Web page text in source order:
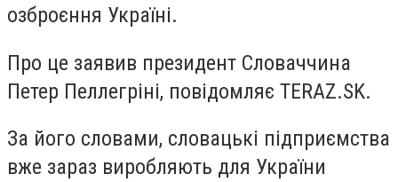
озброєння Україні.
Про це заявив президент Словаччина
Петер Пеллегріні, повідомляє TERAZ.SK.
За його словами, словацькі підприємства
вже зараз виробляють для України